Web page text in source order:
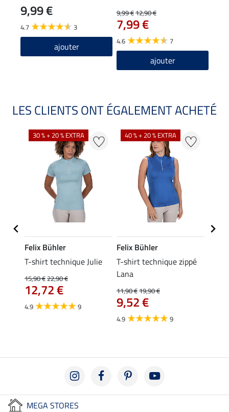
9,99 €
4.7 3
ajouter
9,99 €12,90 €
7,99 €
4.6 7
ajouter
LES CLIENTS ONT ÉGALEMENT ACHETÉ
30 % + 20 % EXTRA
Felix Bühler
T-shirt technique Julie
15,90 €22,90 €
12,72 €
4.9 9
40 % + 20 % EXTRA
Felix Bühler
T-shirt technique zippé
Lana
11,90 €19,90 €
9,52 €
4.9 9
MEGA STORES